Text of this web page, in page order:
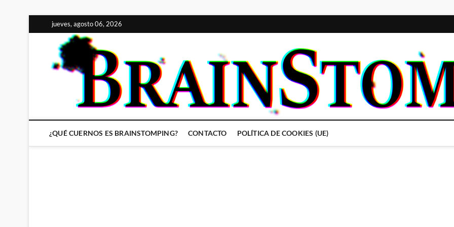
al
contenido
jueves, agosto 06, 2026
¿QUÉ CUERNOS ES BRAINSTOMPING? CONTACTO POLÍTICA DE COOKIES (UE)